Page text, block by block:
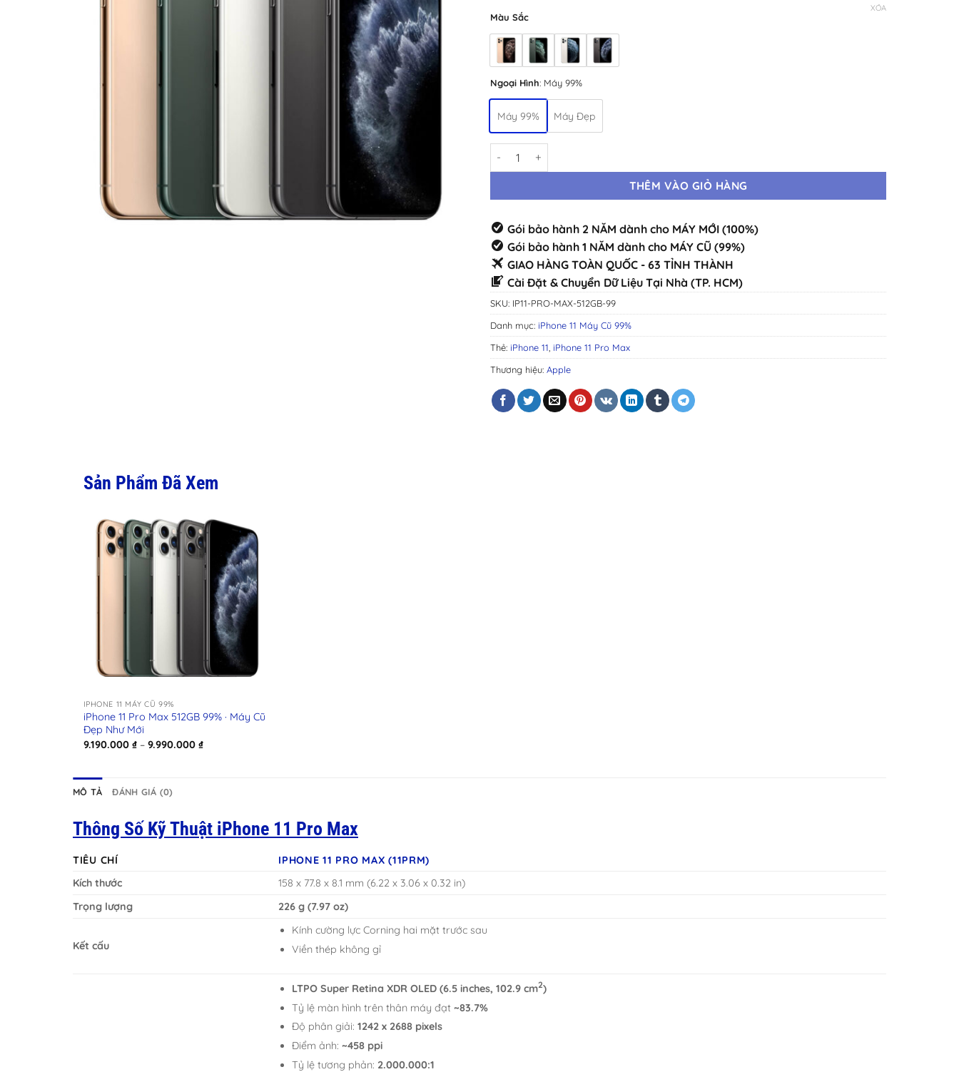
Màu Sắc
Ngoại Hình: Máy 99%
Máy 99% Máy Đẹp
XÓA
THÊM VÀO GIỎ HÀNG
Gói bảo hành 2 NĂM dành cho MÁY MỚI (100%)
Gói bảo hành 1 NĂM dành cho MÁY CŨ (99%)
GIAO HÀNG TOÀN QUỐC - 63 TỈNH THÀNH
Cài Đặt & Chuyển Dữ Liệu Tại Nhà (TP. HCM)
SKU: IP11-PRO-MAX-512GB-99
Danh mục: iPhone 11 Máy Cũ 99%
Thẻ: iPhone 11 iPhone 11 Pro Max
Thương hiệu: Apple
Sản Phẩm Đã Xem
+
IPHONE 11 MÁY CŨ 99%
iPhone 11 Pro Max 512GB 99% · Máy Cũ
Đẹp Như Mới
9.190.000 ₫ – 9.990.000 ₫Khoảng
MÔ TẢ ĐÁNH GIÁ (0)
Thông Số Kỹ Thuật iPhone 11 Pro Max
TIÊU CHÍ
IPHONE 11 PRO MAX (11PRM)
Kích thước
158 x 77.8 x 8.1 mm (6.22 x 3.06 x 0.32 in)
Trọng lượng
226 g (7.97 oz)
Kết cấu
Kính cường lực Corning hai mặt trước sau
Viền thép không gỉ
LTPO Super Retina XDR OLED (6.5 inches, 102.9 cm2)
Tỷ lệ màn hình trên thân máy đạt ~83.7%
Độ phân giải: 1242 x 2688 pixels
Điểm ảnh: ~458 ppi
Tỷ lệ tương phản: 2.000.000:1